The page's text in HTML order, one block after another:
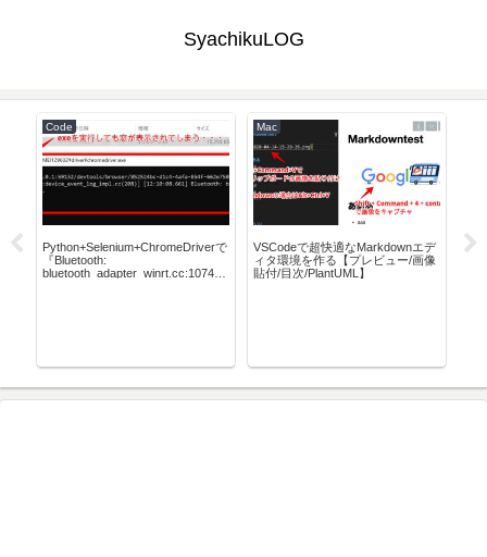
SyachikuLOG
Code
Python+Selenium+ChromeDriverで
『Bluetooth:
bluetooth_adapter_winrt.cc:1074
Mac
VSCodeで超快適なMarkdownエデ
ィタ環境を作る【プレビュー/画像
貼付/目次/PlantUML】